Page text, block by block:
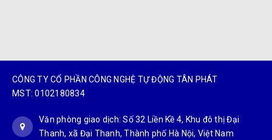
CÔNG TY CỔ PHẦN CÔNG NGHỆ TỰ ĐỘNG TÂN PHÁT
MST: 0102180834
Văn phòng giao dịch: Số 32 Liền Kề 4, Khu đô thị Đại
Thanh, xã Đại Thanh, Thành phố Hà Nội, Việt Nam